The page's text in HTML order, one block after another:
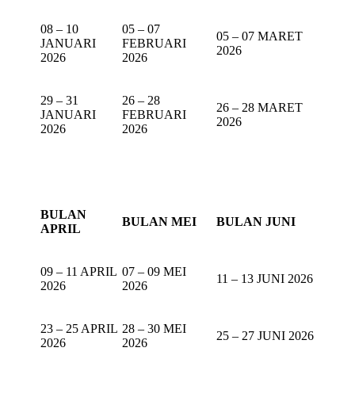
08 – 10
JANUARI
2026
05 – 07
FEBRUARI
2026
05 – 07 MARET
2026
29 – 31
JANUARI
2026
26 – 28
FEBRUARI
2026
26 – 28 MARET
2026
BULAN
APRIL
BULAN MEI BULAN JUNI
09 – 11 APRIL
2026
07 – 09 MEI
2026
11 – 13 JUNI 2026
23 – 25 APRIL
2026
28 – 30 MEI
2026
25 – 27 JUNI 2026